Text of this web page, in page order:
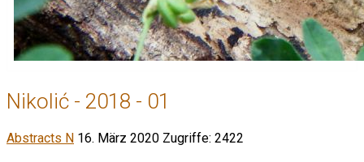
Nikolić - 2018 - 01
Abstracts N 16. März 2020 Zugriffe: 2422